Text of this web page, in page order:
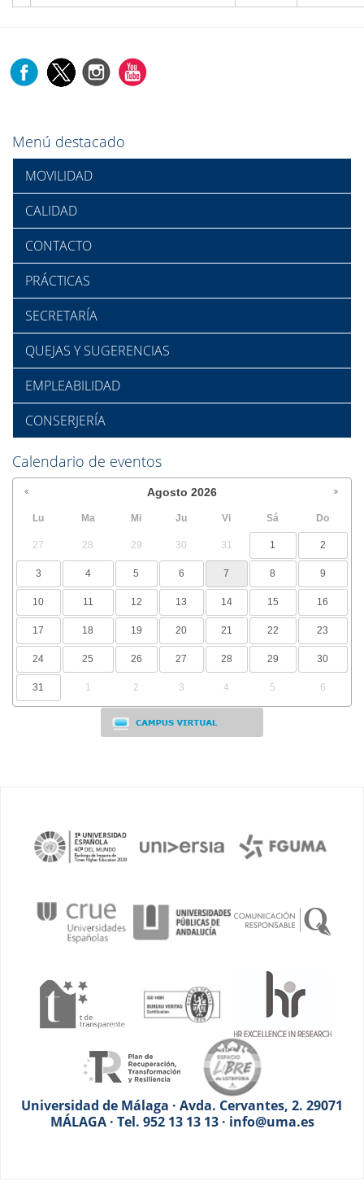
Menú destacado
MOVILIDAD
CALIDAD
CONTACTO
PRÁCTICAS
SECRETARÍA
QUEJAS Y SUGERENCIAS
EMPLEABILIDAD
CONSERJERÍA
Calendario de eventos
Agosto 2026
Lu Ma Mi Ju Vi Sá Do
27 28 29 30 31 1 2
3 4 5 6 7 8 9
10 11 12 13 14 15 16
17 18 19 20 21 22 23
24 25 26 27 28 29 30
31 1 2 3 4 5 6
Universidad de Málaga · Avda. Cervantes, 2. 29071
MÁLAGA · Tel. 952 13 13 13 · info@uma.es